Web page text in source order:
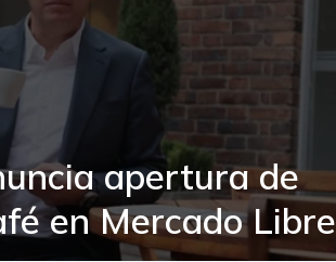
apertura de
en Mercado Libre